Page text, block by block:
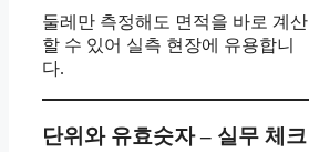
둘레만 측정해도 면적을 바로 계산
할 수 있어 실측 현장에 유용합니
다.
단위와 유효숫자 – 실무 체크